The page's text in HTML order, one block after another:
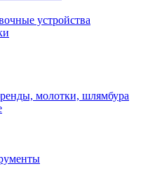
устройства
молотки, шлямбура